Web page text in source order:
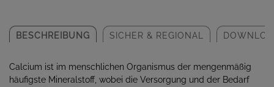
BESCHREIBUNG SICHER & REGIONAL
Calcium ist im menschlichen Organismus der mengenmäßig
häufigste Mineralstoff, wobei die Versorgung und der Bedarf